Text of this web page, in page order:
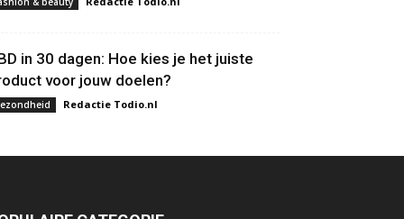
in 30 dagen: Hoe kies je het juiste
voor jouw doelen?
Redactie Todio.nl